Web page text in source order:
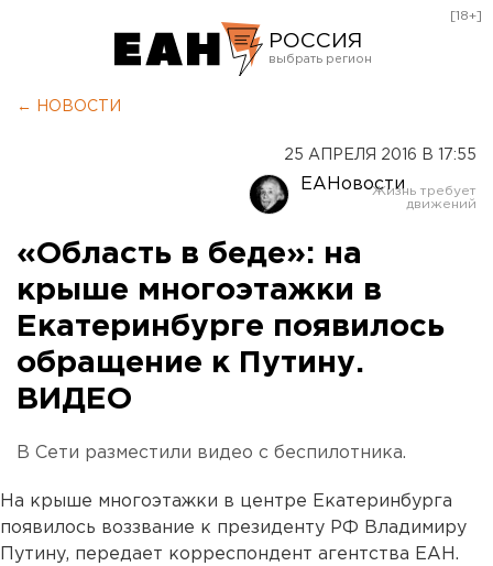
РОССИЯ
Оренбург
[18+]
← НОВОСТИ
25 АПРЕЛЯ 2016 В 17:55
ЕАНовости
«Область в беде»: на
крыше многоэтажки в
Екатеринбурге появилось
обращение к Путину.
ВИДЕО
В Сети разместили видео с беспилотника.
На крыше многоэтажки в центре Екатеринбурга
появилось воззвание к президенту РФ Владимиру
Путину, передает корреспондент агентства ЕАН.